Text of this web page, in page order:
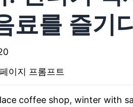
료를 즐기
이지 프롬프트
coffee shop, winter with